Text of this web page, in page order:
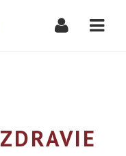
ZDRAVIE